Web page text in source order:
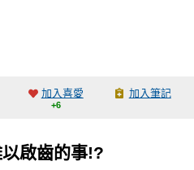
加入喜愛
+6
加入筆記
啟齒的事!?